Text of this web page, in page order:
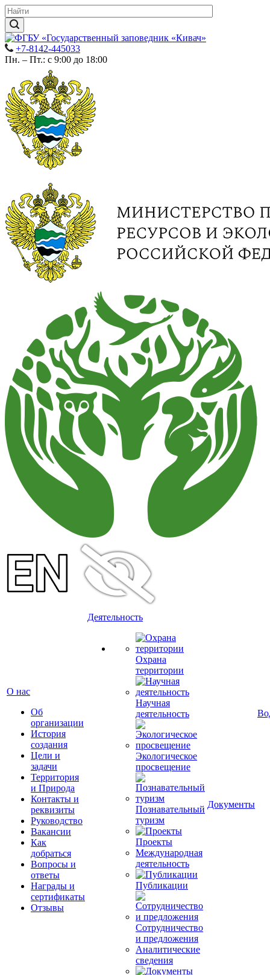
+7-8142-445033
Пн. – Пт.: с 9:00 до 18:00
О нас
Об
организации
История
создания
Цели и
задачи
Территория
и Природа
Контакты и
реквизиты
Руководство
Вакансии
Как
добраться
Вопросы и
ответы
Награды и
сертификаты
Отзывы
Деятельность
Охрана
территории
Научная
деятельность
Экологическое
просвещение
Познавательный
туризм
Проекты
Международная
деятельность
Публикации
Сотрудничество
и предложения
Аналитические
сведения
Документы